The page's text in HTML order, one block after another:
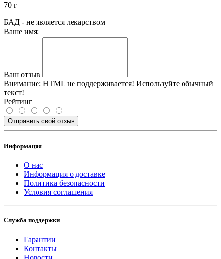
70 г
БАД - не является лекарством
Ваше имя:
Ваш отзыв
Внимание: HTML не поддерживается! Используйте обычный
текст!
Рейтинг
Отправить свой отзыв
Информация
О нас
Информация о доставке
Политика безопасности
Условия соглашения
Служба поддержки
Гарантии
Контакты